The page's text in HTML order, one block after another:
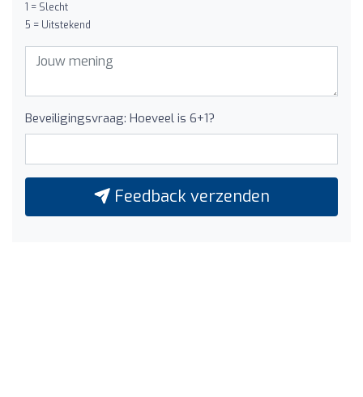
1 = Slecht
5 = Uitstekend
Beveiligingsvraag: Hoeveel is 6+1?
Feedback verzenden